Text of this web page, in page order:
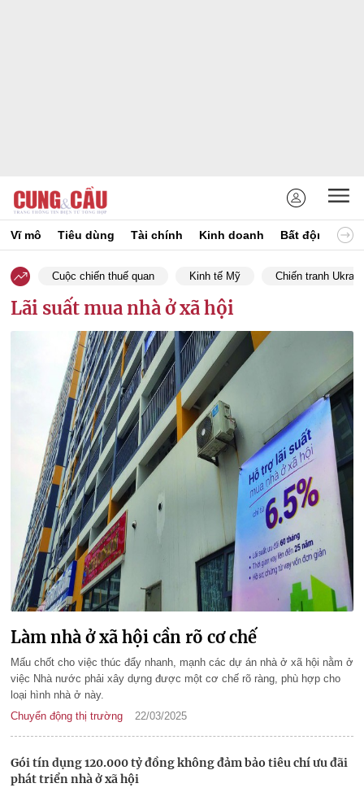
Vĩ mô Tiêu dùng Tài chính Kinh doanh Bất động sản
Cuộc chiến thuế quan Kinh tế Mỹ Chiến tranh
Lãi suất mua nhà ở xã hội
Làm nhà ở xã hội cần rõ cơ chế
Mấu chốt cho việc thúc đẩy nhanh, mạnh các dự án nhà ở xã hội nằm ở
việc Nhà nước phải xây dựng được một cơ chế rõ ràng, phù hợp cho
loại hình nhà ở này.
Chuyển động thị trường
22/03/2025
Gói tín dụng 120.000 tỷ đồng không đảm bảo tiêu chí ưu đãi
phát triển nhà ở xã hội